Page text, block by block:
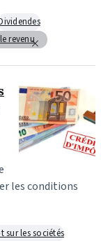
revenu
les conditions
sur les sociétés